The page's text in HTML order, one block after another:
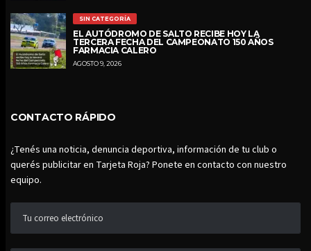
SIN CATEGORÍA
EL AUTÓDROMO DE SALTO RECIBE HOY LA
TERCERA FECHA DEL CAMPEONATO 150 AÑOS
FARMACIA CALERO
AGOSTO 9, 2026
CONTACTO RÁPIDO
¿Tenés una noticia, denuncia deportiva, información de tu club o
querés publicitar en Tarjeta Roja? Ponete en contacto con nuestro
equipo.